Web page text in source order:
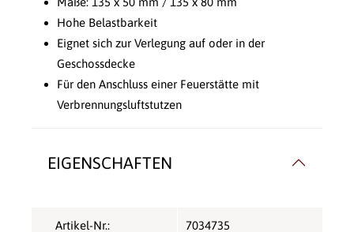
Hohe Belastbarkeit
Eignet sich zur Verlegung auf oder in der
Geschossdecke
Für den Anschluss einer Feuerstätte mit
Verbrennungsluftstutzen
EIGENSCHAFTEN
Artikel-Nr.: 7034735